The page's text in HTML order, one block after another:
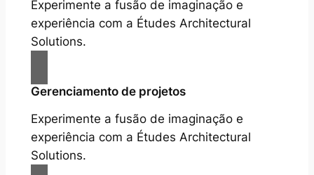
Experimente a fusão de imaginação e
experiência com a Études Architectural
Solutions.
Gerenciamento de projetos
Experimente a fusão de imaginação e
experiência com a Études Architectural
Solutions.